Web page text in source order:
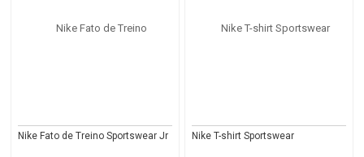
Nike Fato de Treino Sportswear Jr Nike T-shirt Sportswear